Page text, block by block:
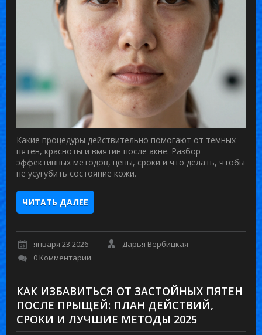
Какие процедуры действительно помогают от темных
пятен, красноты и вмятин после акне. Разбор
эффективных методов, цены, сроки и что делать, чтобы
не усугубить состояние кожи.
ЧИТАТЬ ДАЛЕЕ
января 23 2026
Дарья Вербицкая
0 Комментарии
КАК ИЗБАВИТЬСЯ ОТ ЗАСТОЙНЫХ ПЯТЕН
ПОСЛЕ ПРЫЩЕЙ: ПЛАН ДЕЙСТВИЙ,
СРОКИ И ЛУЧШИЕ МЕТОДЫ 2025